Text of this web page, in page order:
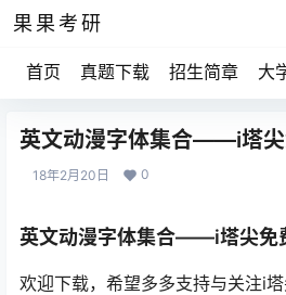
果果考研
首页 真题下载 招生简章 大
英文动漫字体集合——i塔
18年2月20日 0
英文动漫字体集合——i塔尖免
欢迎下载，希望多多支持与关注i